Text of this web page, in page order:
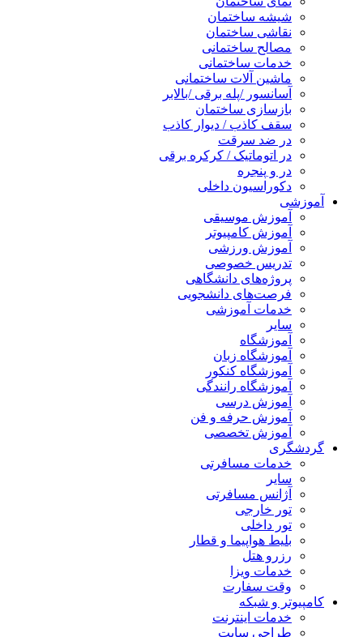
شیشه ساختمان
نقاشی ساختمان
مصالح ساختمانی
خدمات ساختمانی
ماشین آلات ساختمانی
آسانسور /پله برقی /بالابر
بازسازی ساختمان
سقف کاذب / دیوار کاذب
در ضد سرقت
در اتوماتیک / کرکره برقی
در و پنجره
دکوراسیون داخلی
آموزشی
آموزش موسیقی
آموزش کامپیوتر
آموزش ورزشی
تدریس خصوصی
پروژه‌های دانشگاهی
فرصت‌های دانشجویی
خدمات آموزشی
سایر
آموزشگاه
آموزشگاه زبان
آموزشگاه کنکور
آموزشگاه رانندگی
آموزش درسی
آموزش حرفه و فن
آموزش تخصصی
گردشگری
خدمات مسافرتی
سایر
آژانس مسافرتی
تور خارجی
تور داخلی
بلیط هواپیما و قطار
رزرو هتل
خدمات ویزا
وقت سفارت
کامپیوتر و شبکه
خدمات اینترنت
طراحی سایت